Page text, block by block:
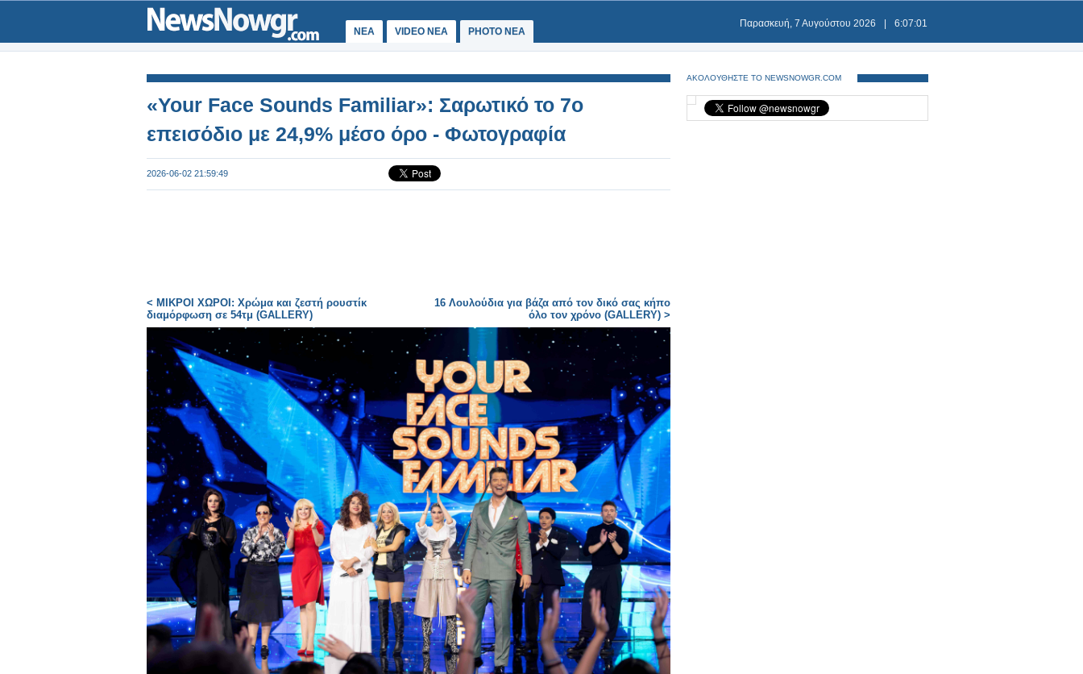
ΝΕΑ VIDEO NEA PHOTO NEA
Παρασκευή, 7 Αυγούστου 2026 6:07:01
«Your Face Sounds Familiar»: Σαρωτικό το 7ο
επεισόδιο με 24,9% μέσο όρο - Φωτογραφία
2026-06-02 21:59:49
< ΜΙΚΡΟΙ ΧΩΡΟΙ: Χρώμα και ζεστή ρουστίκ
διαμόρφωση σε 54τμ (GALLERY)
16 Λουλούδια για βάζα από τον δικό σας κήπο
όλο τον χρόνο (GALLERY) >
ΑΚΟΛΟΥΘΗΣΤΕ ΤΟ NEWSNOWGR.COM